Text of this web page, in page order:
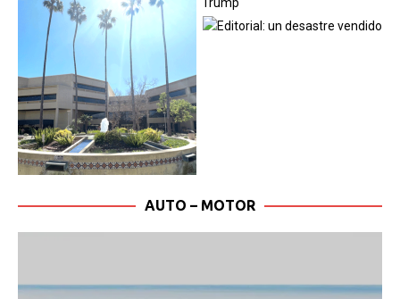
AUTO – MOTOR